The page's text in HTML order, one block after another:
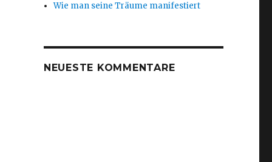
Wie man seine Träume manifestiert
NEUESTE KOMMENTARE